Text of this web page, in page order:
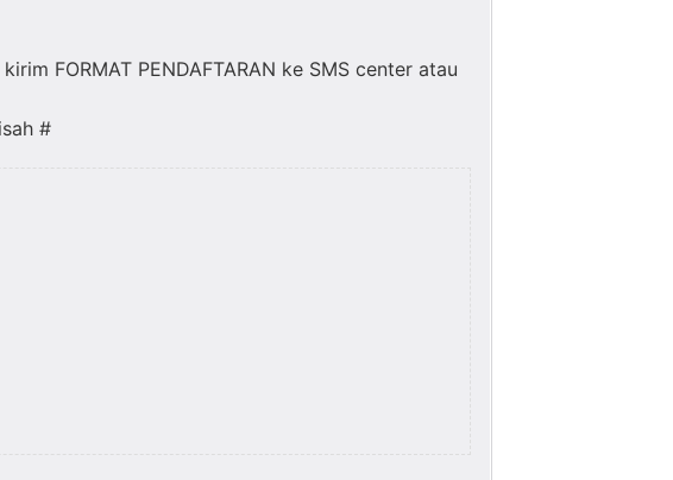
FORMAT PENDAFTARAN ke SMS center atau
#